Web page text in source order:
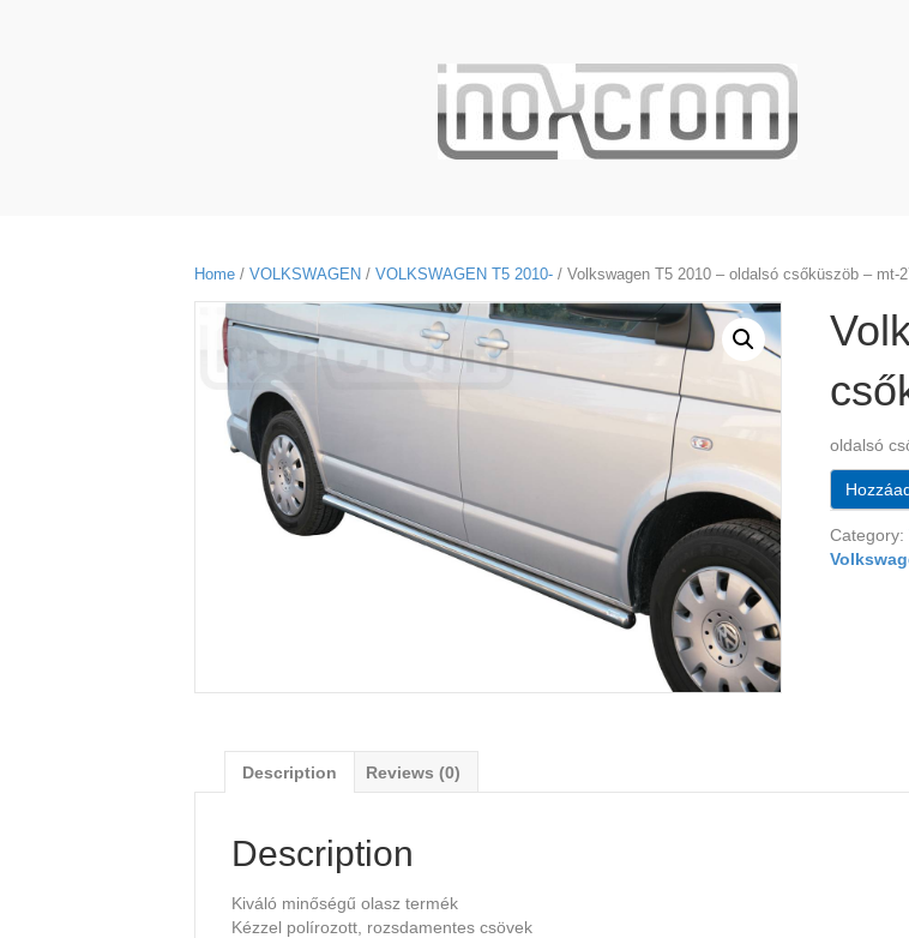
Home / VOLKSWAGEN / VOLKSWAGEN T5 2010- / Volkswagen T5 2010 – oldalsó csőküszöb – mt-
oldalsó
Category:
Description Reviews (0)
Description
Kiváló minőségű olasz termék
Kézzel polírozott, rozsdamentes csövek